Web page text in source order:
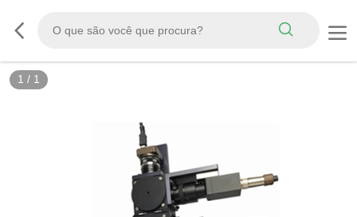
1 / 1